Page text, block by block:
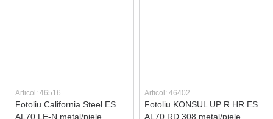
Articol: 46516
Fotoliu California Steel ES
AL70 LE-N metal/piele
Articol: 46402
Fotoliu KONSUL UP R HR ES
AL70 RD 308 metal/piele